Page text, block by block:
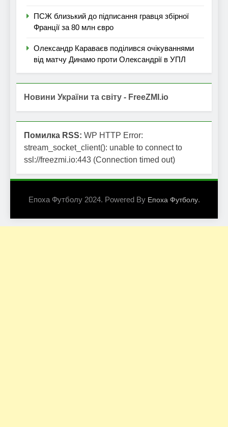
ПСЖ близький до підписання гравця збірної
Франції за 80 млн євро
Олександр Караваєв поділився очікуваннями
від матчу Динамо проти Олександрії в УПЛ
Новини України та світу - FreeZMI.io
Помилка RSS: WP HTTP Error:
stream_socket_client(): unable to connect to
ssl://freezmi.io:443 (Connection timed out)
Епоха Футболу 2024. Powered By Епоха Футболу.